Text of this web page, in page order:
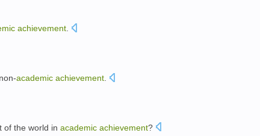
achievement
non-academic achievement
of the world in academic achievement?